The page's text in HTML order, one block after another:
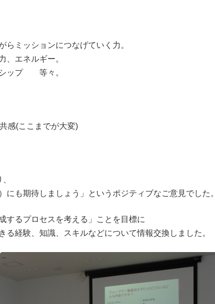
らミッションにつなげていく力。
、エネルギー。
シップ 等々。
感(ここまでが大変)
にも期待しましょう」というポジティブなご意見でした。
するプロセスを考える」ことを目標に
経験、知識、スキルなどについて情報交換しました。